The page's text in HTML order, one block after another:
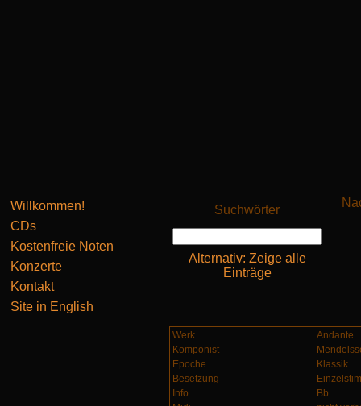
Willkommen!
CDs
Kostenfreie Noten
Konzerte
Kontakt
Site in English
Suchwörter
Alternativ: Zeige alle
Einträge
Werk
Andante
Komponist
Epoche
Klassik
Besetzung
Info
Bb